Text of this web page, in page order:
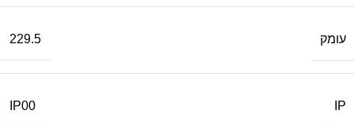
עומק 229.5
IP
IP00